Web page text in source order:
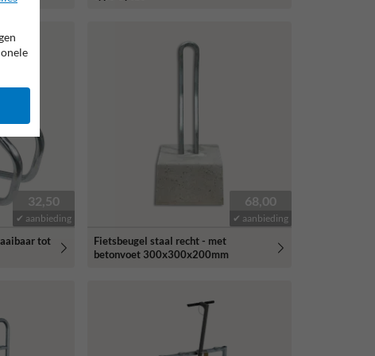
32,50
✔ aanbieding
tot
68,00
✔ aanbieding
Fietsbeugel staal recht - met
betonvoet 300x300x200mm